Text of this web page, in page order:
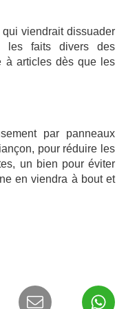
viendrait dissuader
les faits divers des
à articles dès que les
par panneaux
pour réduire les
un bien pour éviter
en viendra à bout et